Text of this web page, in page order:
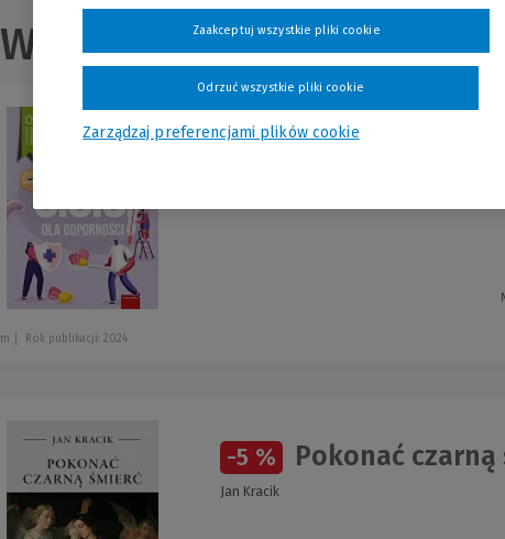
Wszystkie produkty
-5 % S.O.S. dla
m Rok publikacji: 2024
-5 % Pokonać czarną
Jan Kracik
Zarządzaj preferencjami plików cookie
Odrzuć wszystkie pliki cookie
Zaakceptuj wszystkie pliki cookie